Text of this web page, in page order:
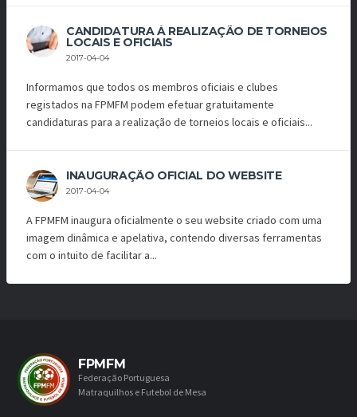
CANDIDATURA À REALIZAÇÃO DE TORNEIOS
LOCAIS E OFICIAIS
2017-04-04
Informamos que todos os membros oficiais e clubes
registados na FPMFM podem efetuar gratuitamente
candidaturas para a realização de torneios locais e oficiais...
INAUGURAÇÃO OFICIAL DO WEBSITE
2017-04-04
A FPMFM inaugura oficialmente o seu website criado com uma
imagem dinâmica e apelativa, contendo diversas ferramentas
com o intuito de facilitar a...
FPMFM
Federação Portuguesa
Matraquilhos e Futebol de Mesa